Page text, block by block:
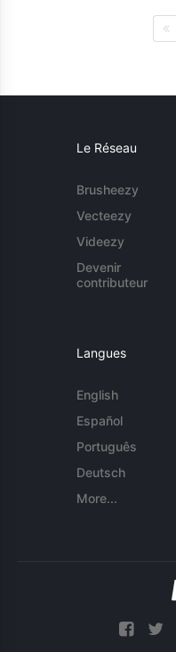
Le Réseau
Brusheezy
Vecteezy
Videezy
Devenir
contributeur
Langues
English
Español
Português
Deutsch
More...